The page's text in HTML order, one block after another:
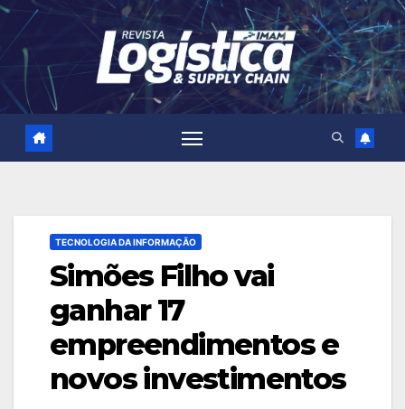
Skip
content
TECNOLOGIA DA INFORMAÇÃO
Simões Filho vai
ganhar 17
empreendimentos e
novos investimentos